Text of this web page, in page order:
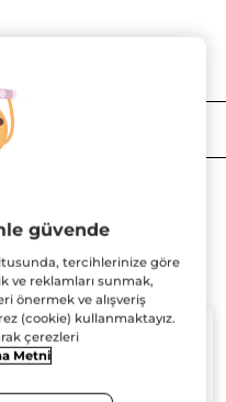
SIRALAMA
güvende
tercihlerinize göre
ve reklamları sunmak,
önermek ve alışveriş
(cookie) kullanmaktayız.
çerezleri
Metni